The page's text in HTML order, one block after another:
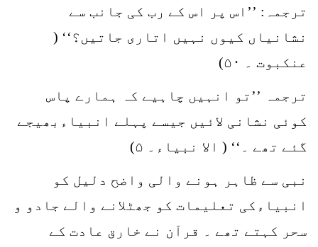
ترجمہ: ’’اس پر اس کے رب کی جانب سے
نشانیاں کیوں نہیں اتاری جاتیں؟‘‘ (
عنکبوت ۔ ۵۰)
ترجمہ ’’تو انہیں چاہیے کہ ہمارے پاس
کوئی نشانی لائیں جیسے پہلے انبیاءبھیجے
گئے تھے ۔‘‘ ( الا نبیاء۔ ۵)
نبی سے ظاہر ہونے والی واضح دلیل کو
انبیاءکی تعلیمات کو جھٹلانے والے جادو و
سحر کہتے تھے ۔ قرآن نے خارق عادت کے